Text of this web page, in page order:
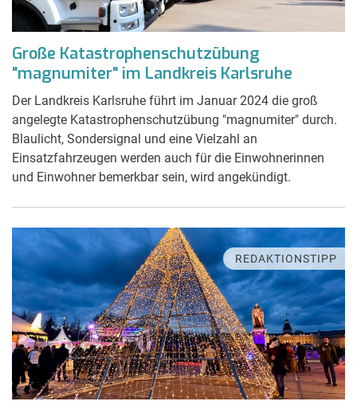
Große Katastrophenschutzübung
"magnumiter" im Landkreis Karlsruhe
Der Landkreis Karlsruhe führt im Januar 2024 die groß
angelegte Katastrophenschutzübung "magnumiter" durch.
Blaulicht, Sondersignal und eine Vielzahl an
Einsatzfahrzeugen werden auch für die Einwohnerinnen
und Einwohner bemerkbar sein, wird angekündigt.
REDAKTIONSTIPP